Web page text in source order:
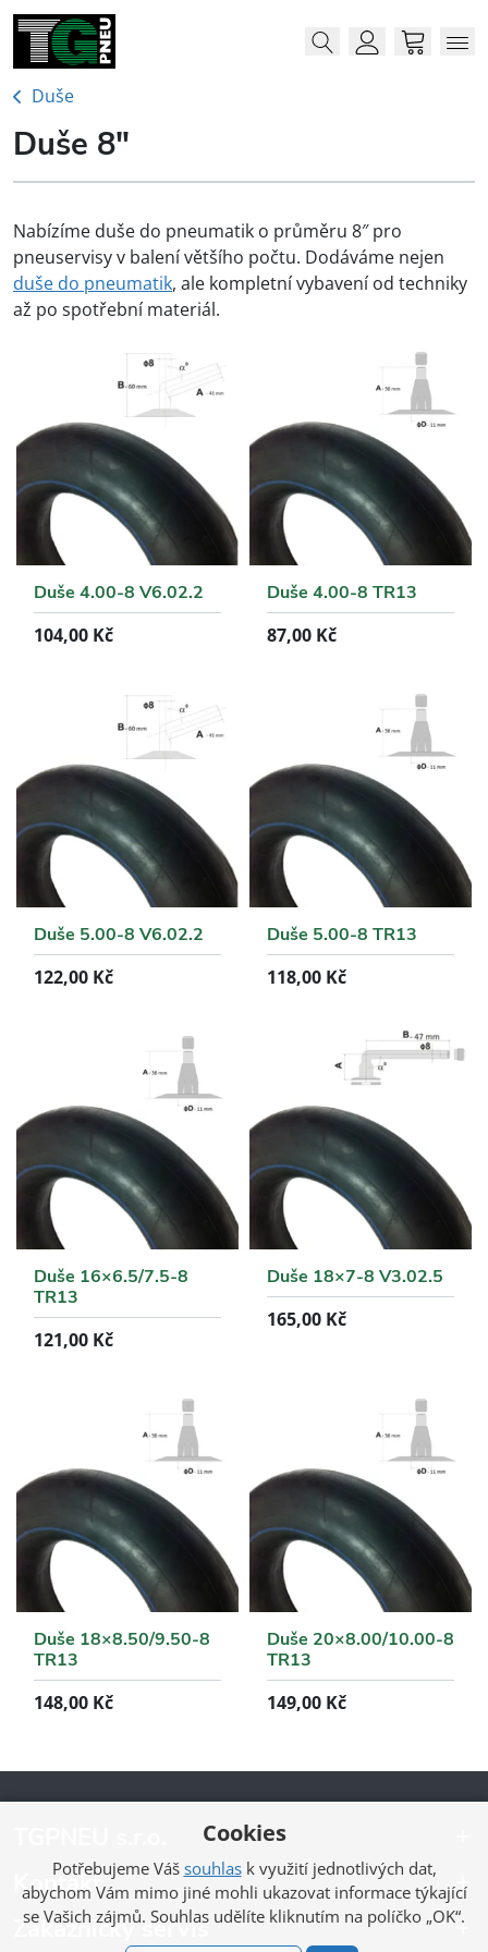
Duše
Duše 8"
Nabízíme duše do pneumatik o průměru 8″ pro
pneuservisy v balení většího počtu. Dodáváme nejen
duše do pneumatik, ale kompletní vybavení od techniky
až po spotřební materiál.
Duše 4.00-8 V6.02.2
104,00 Kč
Duše 4.00-8 TR13
87,00 Kč
Duše 5.00-8 V6.02.2
122,00 Kč
Duše 5.00-8 TR13
118,00 Kč
Duše 16×6.5/7.5-8
TR13
121,00 Kč
Duše 18×7-8 V3.02.5
165,00 Kč
Duše 18×8.50/9.50-8
TR13
148,00 Kč
Duše 20×8.00/10.00-8
TR13
149,00 Kč
Kontakt
Zákaznický servis
Cookies
Potřebujeme Váš souhlask využití jednotlivých dat,
abychom Vám mimo jiné mohli ukazovat informace týkající
se Vašich zájmů. Souhlas udělíte kliknutím na políčko „OK“.